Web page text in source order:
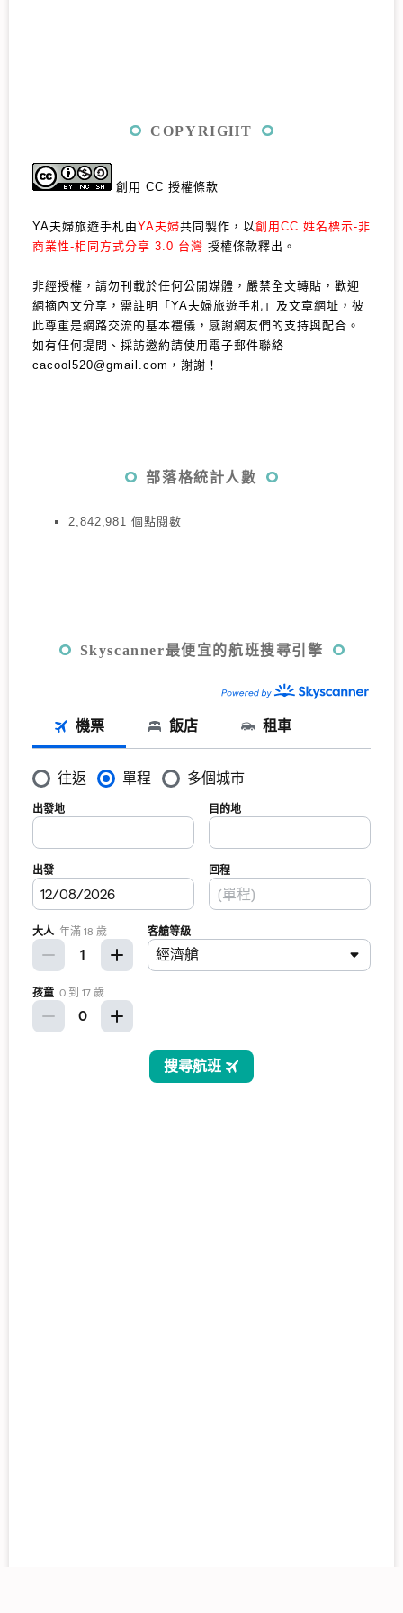
COPYRIGHT
創用 CC 授權條款
YA夫婦旅遊手札由YA夫婦共同製作，以 創用CC 姓名標示-非
商業性-相同方式分享 3.0 台灣 授權條款釋出。
非經授權，請勿刊載於任何公開媒體，嚴禁全文轉貼，歡迎
網摘內文分享，需註明「YA夫婦旅遊手札」及文章網址，彼
此尊重是網路交流的基本禮儀，感謝網友們的支持與配合。
如有任何提問、採訪邀約請使用電子郵件聯絡
cacool520@gmail.com，謝謝！
部落格統計人數
2,842,981 個點閱數
Skyscanner最便宜的航班搜尋引擎